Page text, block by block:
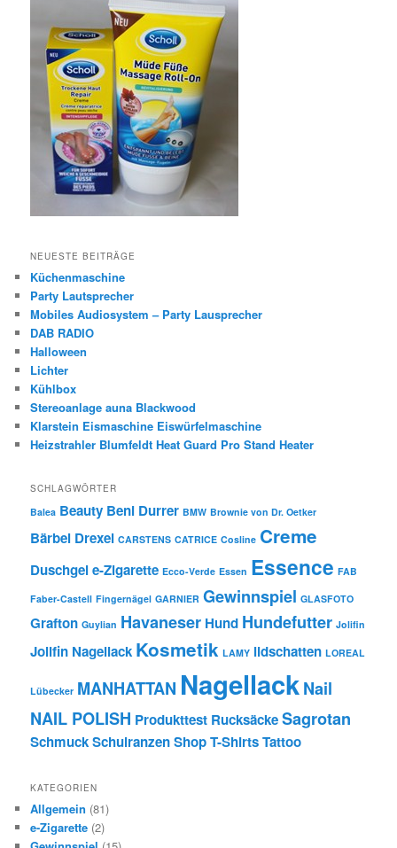
NEUESTE BEITRÄGE
Küchenmaschine
Party Lautsprecher
Mobiles Audiosystem – Party Lausprecher
DAB RADIO
Halloween
Lichter
Kühlbox
Stereoanlage auna Blackwood
Klarstein Eismaschine Eiswürfelmaschine
Heizstrahler Blumfeldt Heat Guard Pro Stand Heater
SCHLAGWÖRTER
Balea Beauty Beni Durrer BMW Brownie von Dr. Oetker
Bärbel Drexel CARSTENS CATRICE Cosline Creme
Duschgele-Zigarette Ecco-Verde Essen Essence FAB
Faber-Castell Fingernägel GARNIER Gewinnspiel GLASFOTO
Grafton Guylian Havaneser Hund Hundefutter Jolifin
Jolifin Nagellack Kosmetik LAMY lidschatten LOREAL
Lübecker MANHATTAN NagellackNail
NAIL POLISH Produkttest RucksäckeSagrotan
SchmuckSchulranzenShopT-ShirtsTattoo
KATEGORIEN
Allgemein (81)
e-Zigarette (2)